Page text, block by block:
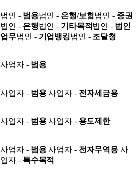
법인 - 범용법인 - 은행/보험 법인 - 증권
법인 - 은행법인 - 기타목적 법인 - 법인
업무법인 - 기업뱅킹법인 - 조달청
사업자 - 범용
사업자 - 범용 사업자 - 전자세금용
사업자 - 범용 사업자 - 용도제한
사업자 - 범용 사업자 - 전자무역용 사
업자 - 특수목적